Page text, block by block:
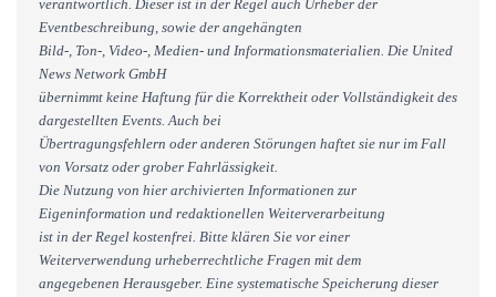
verantwortlich. Dieser ist in der Regel auch Urheber der
Eventbeschreibung, sowie der angehängten
Bild-, Ton-, Video-, Medien- und Informationsmaterialien. Die United
News Network GmbH
übernimmt keine Haftung für die Korrektheit oder Vollständigkeit des
dargestellten Events. Auch bei
Übertragungsfehlern oder anderen Störungen haftet sie nur im Fall
von Vorsatz oder grober Fahrlässigkeit.
Die Nutzung von hier archivierten Informationen zur
Eigeninformation und redaktionellen Weiterverarbeitung
ist in der Regel kostenfrei. Bitte klären Sie vor einer
Weiterverwendung urheberrechtliche Fragen mit dem
angegebenen Herausgeber. Eine systematische Speicherung dieser